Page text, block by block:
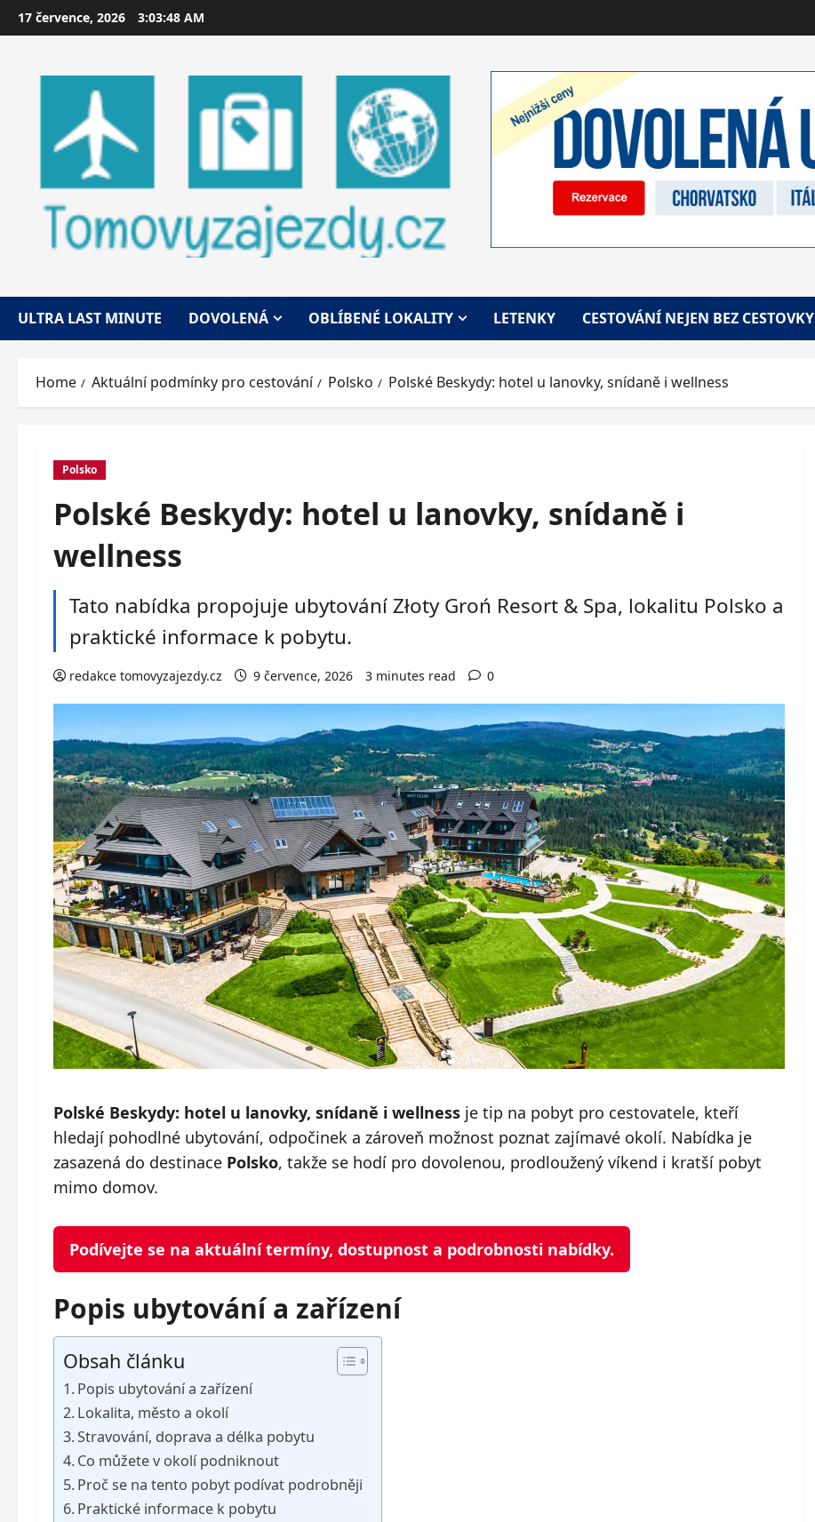
Skip
to
17 července, 2026 3:03:49 AM
ULTRA LAST MINUTE DOVOLENÁ OBLÍBENÉ LOKALITY LETENKY CESTOVÁNÍ NEJEN BEZ CESTOVKY
Home Aktuální podmínky pro cestování Polsko Polské Beskydy: hotel u lanovky, snídaně i wellness
Polsko
Polské Beskydy: hotel u lanovky, snídaně i
wellness
Tato nabídka propojuje ubytování Złoty Groń Resort & Spa, lokalitu Polsko a
praktické informace k pobytu.
redakce tomovyzajezdy.cz 9 července, 2026 3 minutes read 0
Polské Beskydy: hotel u lanovky, snídaně i wellness je tip na pobyt pro cestovatele, kteří
hledají pohodlné ubytování, odpočinek a zároveň možnost poznat zajímavé okolí. Nabídka je
zasazená do destinace Polsko, takže se hodí pro dovolenou, prodloužený víkend i kratší pobyt
mimo domov.
Podívejte se na aktuální termíny, dostupnost a podrobnosti nabídky.
Popis ubytování a zařízení
Obsah článku
Popis ubytování a zařízení
Lokalita, město a okolí
Stravování, doprava a délka pobytu
Co můžete v okolí podniknout
Proč se na tento pobyt podívat podrobněji
Praktické informace k pobytu